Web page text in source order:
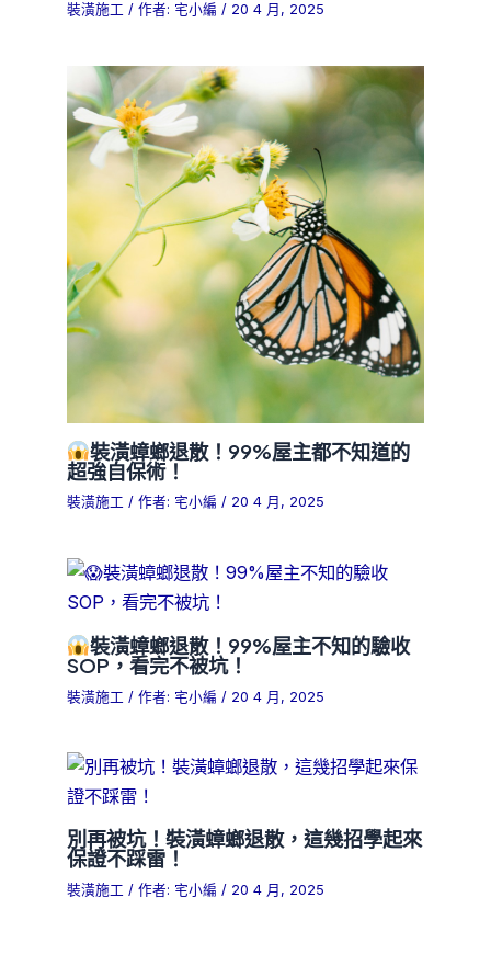
裝潢施工 / 作者: 宅小編/ 20 4 月, 2025
裝潢蟑螂退散！99%屋主都不知道的
超強自保術！
裝潢施工 / 作者: 宅小編/ 20 4 月, 2025
裝潢蟑螂退散！99%屋主不知的驗收
SOP，看完不被坑！
裝潢施工 / 作者: 宅小編 / 20 4 月, 2025
別再被坑！裝潢蟑螂退散，這幾招學起來
保證不踩雷！
裝潢施工 / 作者: 宅小編/ 20 4 月, 2025